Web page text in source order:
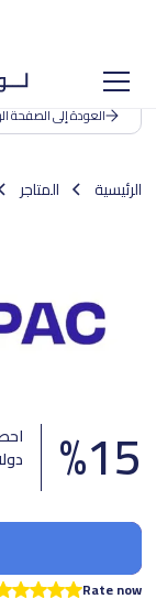
العودة إلى الصفحة
الرئيسية المتاجر
15
%
Rate now